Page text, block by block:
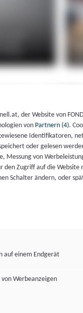
der Website von
von Partnern (4).
Identifikatoren,
oder gelesen
Messung von
den Zugriff auf die
Schalter ändern, oder
auf einem Endgerät
Werbeanzeigen